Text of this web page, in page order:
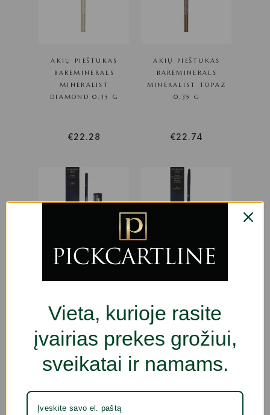
AKIŲ PIEŠTUKAS
BAREMINERALS
MINERALIST
DIAMOND 0,35 G
€22.28
AKIŲ PIEŠTUKAS
BAREMINERALS
MINERALIST TOPAZ
0,35 G
€22.74
AKIŲ PIEŠTUKAS
€ 38.54
AKIŲ PIEŠTUKAS
€38.50
Vieta, kurioje rasite
įvairias prekes grožiui,
sveikatai ir namams.